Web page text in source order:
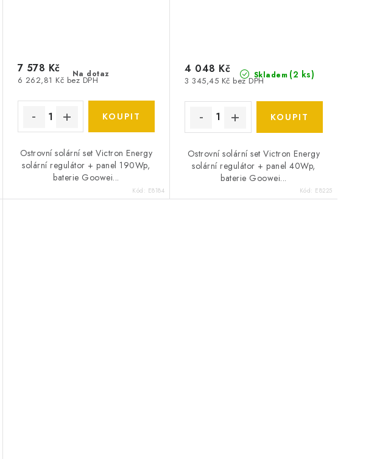
Na dotaz
6 262,81 Kč bez DPH
7 578 Kč
Ostrovní solární set Victron Energy
solární regulátor + panel 190Wp,
baterie Goowei...
Kód: E8184
Skladem (2 ks)
3 345,45 Kč bez DPH
4 048 Kč
Ostrovní solární set Victron Energy
solární regulátor + panel 40Wp,
baterie Goowei...
Kód: E8225